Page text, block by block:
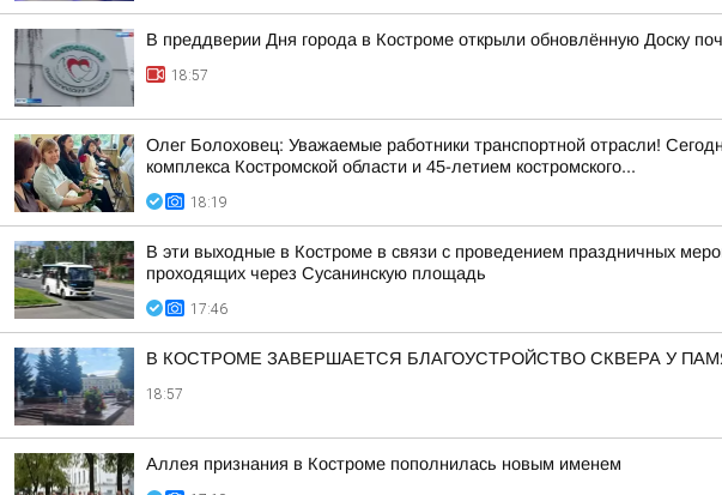
В преддверии Дня города в Костроме открыли обновлённую Доску
18:57
Олег Болоховец: Уважаемые работники транспортной отрасли!
комплекса Костромской области и 45-летием костромского...
18:19
В эти выходные в Костроме в связи с проведением праздничных
проходящих через Сусанинскую площадь
17:46
В КОСТРОМЕ ЗАВЕРШАЕТСЯ БЛАГОУСТРОЙСТВО СКВЕРА У
18:57
Аллея признания в Костроме пополнилась новым именем